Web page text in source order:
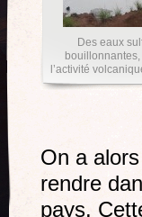
Des eaux
l’activité
On a
rendre
pays.